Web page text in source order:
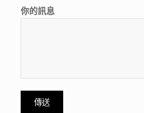
你的訊息